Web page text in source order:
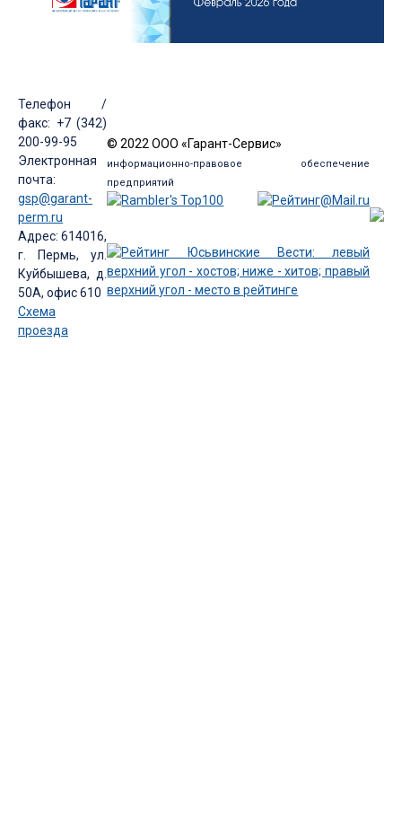
Телефон /
факс: +7 (342)
200-99-95
Электронная
почта:
gsp@garant-
perm.ru
Адрес: 614016,
г. Пермь, ул.
Куйбышева, д.
50А, офис 610
Схема
проезда
© 2022 ООО «Гарант-Сервис»
информационно-правовое обеспечение
предприятий